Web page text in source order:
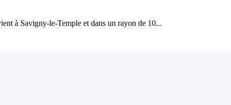
à Savigny-le-Temple et dans un rayon de 10...